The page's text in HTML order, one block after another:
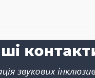
звукових